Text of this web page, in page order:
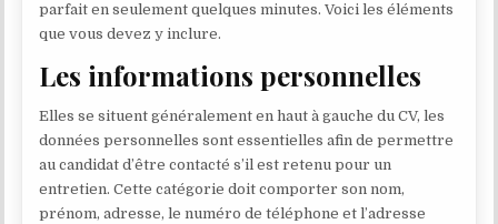
parfait en seulement quelques minutes. Voici les éléments
que vous devez y inclure.
Les informations personnelles
Elles se situent généralement en haut à gauche du CV, les
données personnelles sont essentielles afin de permettre
au candidat d’être contacté s’il est retenu pour un
entretien. Cette catégorie doit comporter son nom,
prénom, adresse, le numéro de téléphone et l’adresse